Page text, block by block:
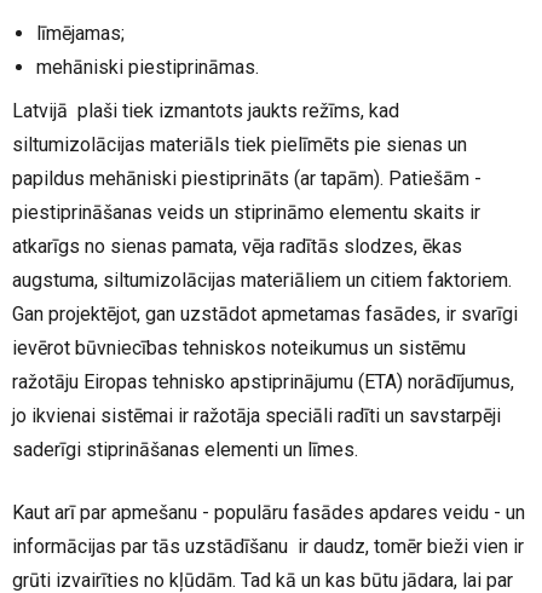
līmējamas;
mehāniski piestiprināmas.
Latvijā plaši tiek izmantots jaukts režīms, kad
siltumizolācijas materiāls tiek pielīmēts pie sienas un
papildus mehāniski piestiprināts (ar tapām). Patiešām -
piestiprināšanas veids un stiprināmo elementu skaits ir
atkarīgs no sienas pamata, vēja radītās slodzes, ēkas
augstuma, siltumizolācijas materiāliem un citiem faktoriem.
Gan projektējot, gan uzstādot apmetamas fasādes, ir svarīgi
ievērot būvniecības tehniskos noteikumus un sistēmu
ražotāju Eiropas tehnisko apstiprinājumu (ETA) norādījumus,
jo ikvienai sistēmai ir ražotāja speciāli radīti un savstarpēji
saderīgi stiprināšanas elementi un līmes.
Kaut arī par apmešanu - populāru fasādes apdares veidu - un
informācijas par tās uzstādīšanu ir daudz, tomēr bieži vien ir
grūti izvairīties no kļūdām. Tad kā un kas būtu jādara, lai par